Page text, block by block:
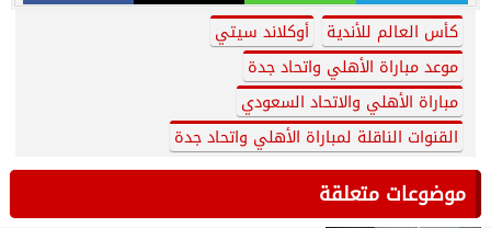
كأس العالم للأندية
أوكلاند سيتي
موعد مباراة الأهلي واتحاد جدة
مباراة الأهلي والاتحاد السعودي
القنوات الناقلة لمباراة الأهلي واتحاد جدة
موضوعات متعلقة